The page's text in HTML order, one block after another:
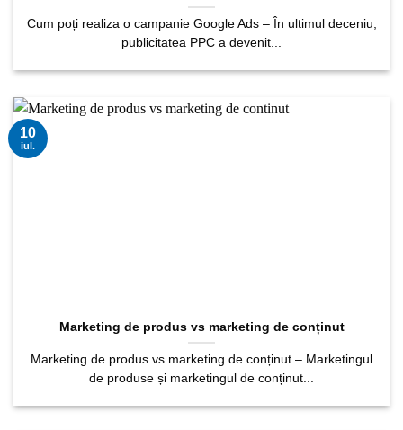
Cum poți realiza o campanie Google Ads – În ultimul deceniu,
publicitatea PPC a devenit...
Marketing de produs vs marketing de conținut
Marketing de produs vs marketing de conținut – Marketingul
de produse și marketingul de conținut...
10
iul.